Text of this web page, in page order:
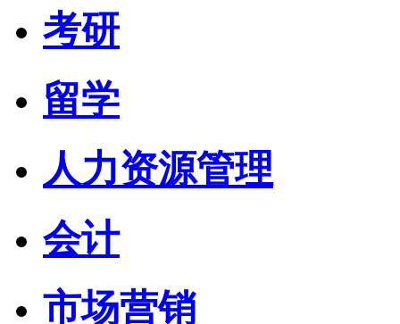
考研
留学
人力资源管理
会计
市场营销